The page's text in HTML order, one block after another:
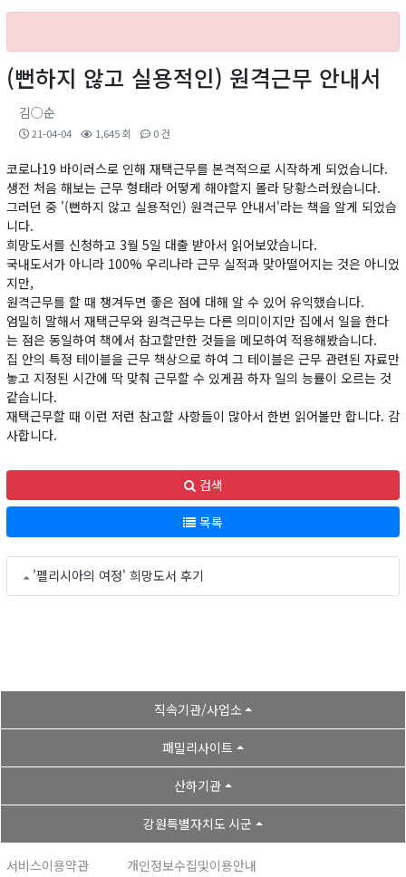
(뻔하지 않고 실용적인) 원격근무 안내서
김○순
21-04-04 1,645 회 0 건
코로나19 바이러스로 인해 재택근무를 본격적으로 시작하게 되었습니다.
생전 처음 해보는 근무 형태라 어떻게 해야할지 몰라 당황스러웠습니다.
그러던 중 '(뻔하지 않고 실용적인) 원격근무 안내서'라는 책을 알게 되었습
니다.
희망도서를 신청하고 3월 5일 대출 받아서 읽어보았습니다.
국내도서가 아니라 100% 우리나라 근무 실적과 맞아떨어지는 것은 아니었
지만,
원격근무를 할 때 챙겨두면 좋은 점에 대해 알 수 있어 유익했습니다.
엄밀히 말해서 재택근무와 원격근무는 다른 의미이지만 집에서 일을 한다
는 점은 동일하여 책에서 참고할만한 것들을 메모하여 적용해봤습니다.
집 안의 특정 테이블을 근무 책상으로 하여 그 테이블은 근무 관련된 자료만
놓고 지정된 시간에 딱 맞춰 근무할 수 있게끔 하자 일의 능률이 오르는 것
같습니다.
재택근무할 때 이런 저런 참고할 사항들이 많아서 한번 읽어볼만 합니다. 감
사합니다.
검색
목록
'펠리시아의 여정' 희망도서 후기
직속기관/사업소
패밀리사이트
산하기관
강원특별자치도 시군
서비스이용약관 개인정보수집및이용안내